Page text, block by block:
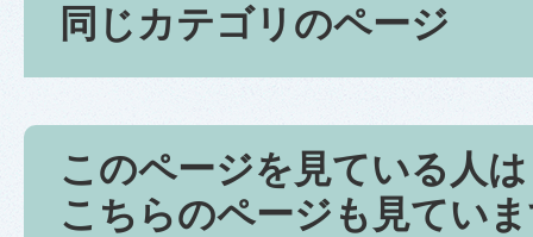
同じカテゴリのページ
このページを見ている人は
こちらのページも見てい